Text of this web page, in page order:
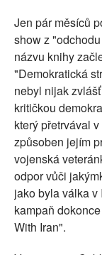
Jen pár měsíců
show z
názvu knihy
"Demokratická
nebyl nijak
kritičkou
který přetrvával
způsoben jejím
vojenská
odpor vůči
jako byla válka
kampaň
With Iran".